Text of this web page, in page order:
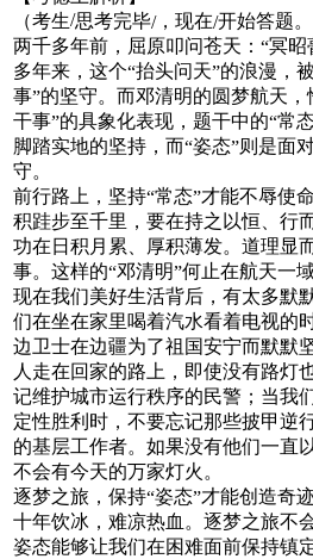
（考生/思考完毕/，现在/开始答题。
两千多年前，屈原叩问苍天： “冥昭
多年来，这个“抬头问天”的浪漫，
事”的坚守。而邓清明的圆梦航天，
干事”的具象化表现，题干中的“常
脚踏实地的坚持，而“姿态”则是面
守。
前行路上，坚持“常态”才能不辱使命
积跬步至千里，要在持之以恒、行
功在日积月累、厚积薄发。道理显
事。这样的“邓清明”何止在航天一
现在我们美好生活背后，有太多默
们在坐在家里喝着汽水看着电视的
边卫士在边疆为了祖国安宁而默默
人走在回家的路上，即使没有路灯
记维护城市运行秩序的民警；当我
定性胜利时，不要忘记那些披甲逆
的基层工作者。如果没有他们一直
不会有今天的万家灯火。
逐梦之旅，保持“姿态”才能创造奇迹
十年饮冰，难凉热血。逐梦之旅不
姿态能够让我们在困难面前保持镇